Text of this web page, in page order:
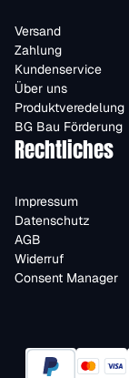
Versand
Zahlung
Kundenservice
Über uns
Produktveredelung
BG Bau Förderung
Rechtliches
Impressum
Datenschutz
AGB
Widerruf
Consent Manager